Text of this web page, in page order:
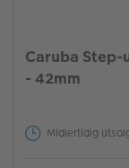
Caruba
- 42mm
Midlertidig